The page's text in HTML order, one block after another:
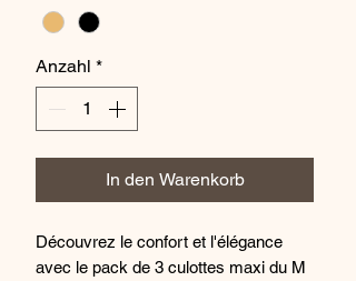
Anzahl *
In den Warenkorb
Découvrez le confort et l'élégance
avec le pack de 3 culottes maxi du M